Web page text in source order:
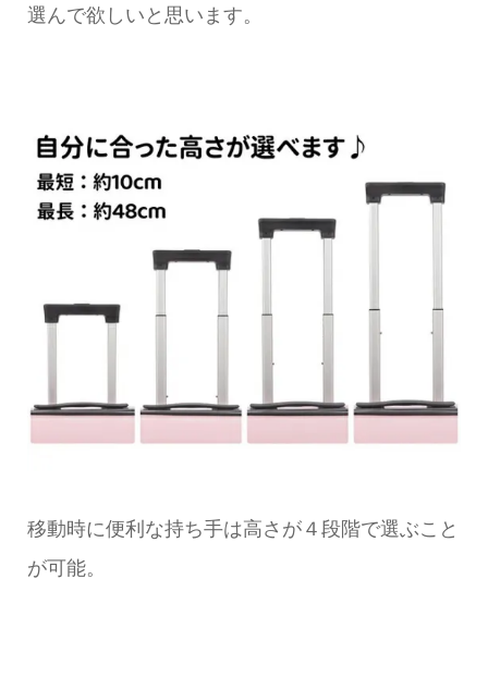
選んで欲しいと思います。
移動時に便利な持ち手は高さが４段階で選ぶこと
が可能。